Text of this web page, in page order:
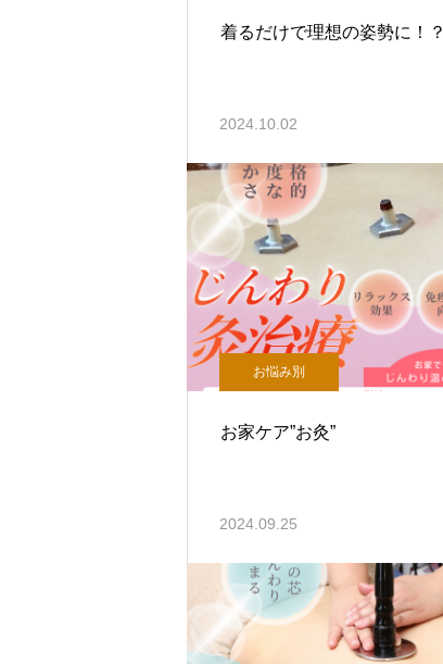
着るだけで理想の姿勢に！？
2024.10.02
お悩み別
お家ケア”お灸”
2024.09.25